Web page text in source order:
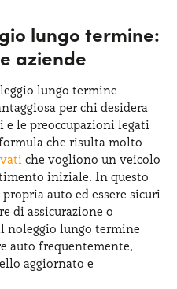
l/100 km, che diventano
I consumi per il diesel
5,4 l /100km. Quanti
possono orientarsi
con motore 2.0 litri turbo da
integrale xDrive, che
e sicura in ogni
scelta di
soddisfa sia chi cerca
sia chi vuole un modello
lungo termine:
aziende
lungo termine
per chi desidera
e le preoccupazioni legati
che risulta molto
che vogliono un veicolo
iniziale. In questo
auto ed essere sicuri
di assicurazione o
noleggio lungo termine
auto frequentemente,
aggiornato e